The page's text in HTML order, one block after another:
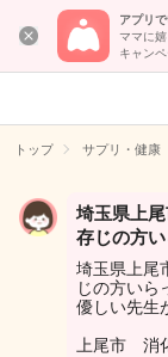
アプリ
ママに
キャン
トップ サプリ・健康
埼玉県上
存じの方
埼玉県上尾
じの方いら
優しい先生
上尾市 消